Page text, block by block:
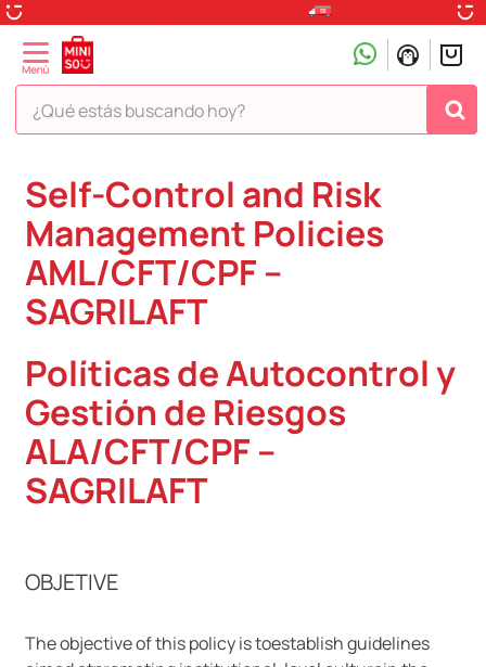
¿Qué estás buscando hoy?
Self-Control and Risk
Management Policies
AML/CFT/CPF –
SAGRILAFT
Políticas de Autocontrol y
Gestión de Riesgos
ALA/CFT/CPF –
SAGRILAFT
OBJETIVE
The objective of this policy is toestablish guidelines
1.
peluche
2.
hello kitty
3.
snoopy
4.
ositos cariñositos
5.
termo
6.
disney
7.
termos
8.
toy story